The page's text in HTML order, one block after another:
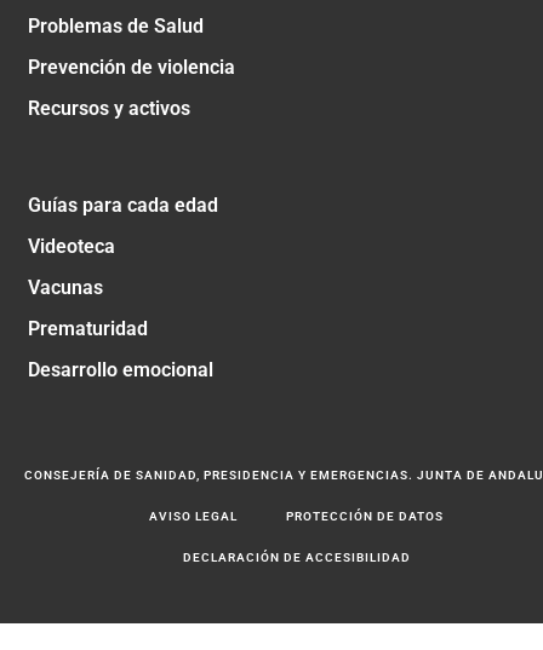
Problemas de Salud
Prevención de violencia
Recursos y activos
Guías para cada edad
Videoteca
Vacunas
Prematuridad
Desarrollo emocional
CONSEJERÍA DE SANIDAD, PRESIDENCIA Y EMERGENCIAS. JUNTA DE
AVISO LEGAL PROTECCIÓN DE DATOS
DECLARACIÓN DE ACCESIBILIDAD